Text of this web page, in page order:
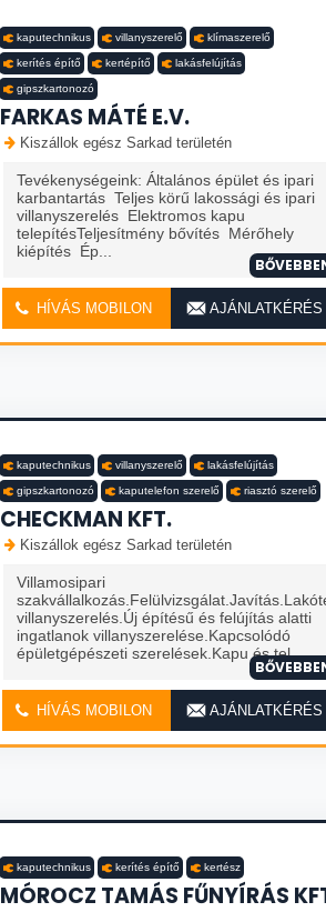
kaputechnikus villanyszerelő klímaszerelő
kerítés építő kertépítő lakásfelújítás
gipszkartonozó
FARKAS MÁTÉ E.V.
Kiszállok egész Sarkad területén
Tevékenységeink: Általános épület és ipari
karbantartás Teljes körű lakossági és ipari
villanyszerelés Elektromos kapu
telepítésTeljesítmény bővítés Mérőhely
kiépítés Ép...
HÍVÁS MOBILON AJÁNLATKÉRÉS
kaputechnikus villanyszerelő lakásfelújítás
gipszkartonozó kaputelefon szerelő riasztó szerelő
CHECKMAN KFT.
Kiszállok egész Sarkad területén
Villamosipari
villanyszerelés.Új építésű és felújítás alatti
ingatlanok villanyszerelése.Kapcsolódó
épületgépészeti szerelések.Kapu és tel...
HÍVÁS MOBILON AJÁNLATKÉRÉS
kaputechnikus kerítés építő kertész
MÓROCZ TAMÁS FŰNYÍRÁS